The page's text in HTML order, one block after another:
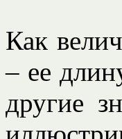
Как
– ее
другие